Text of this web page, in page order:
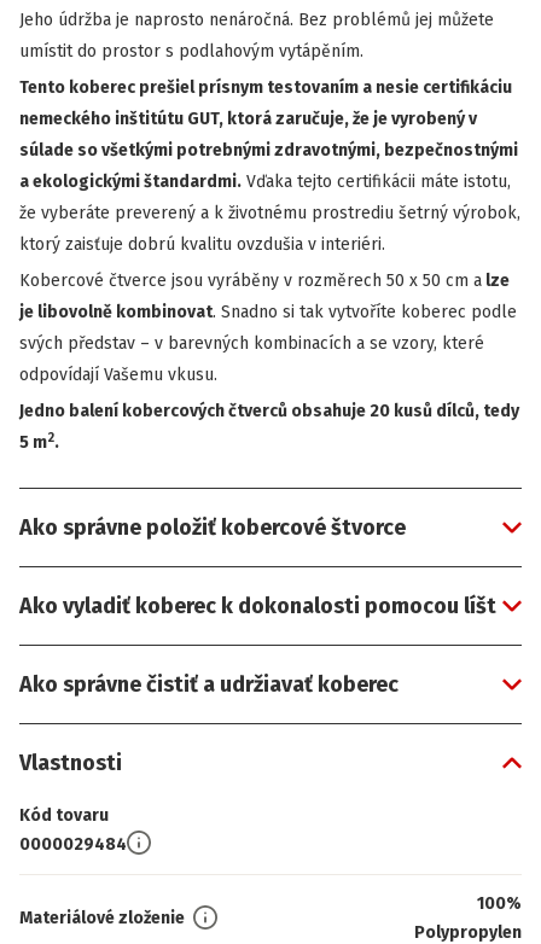
Jeho údržba je naprosto nenáročná. Bez problémů jej můžete
umístit do prostor s podlahovým vytápěním.
Tento koberec prešiel prísnym testovaním a nesie certifikáciu
nemeckého inštitútu GUT, ktorá zaručuje, že je vyrobený v
súlade so všetkými potrebnými zdravotnými, bezpečnostnými
a ekologickými štandardmi. Vďaka tejto certifikácii máte istotu,
že vyberáte preverený a k životnému prostrediu šetrný výrobok,
ktorý zaisťuje dobrú kvalitu ovzdušia v interiéri.
Kobercové čtverce jsou vyráběny v rozměrech 50 x 50 cm a lze
je libovolně kombinovat. Snadno si tak vytvoříte koberec podle
svých představ – v barevných kombinacích a se vzory, které
odpovídají Vašemu vkusu.
Jedno balení kobercových čtverců obsahuje 20 kusů dílců, tedy
5 m2.
Ako správne položiť kobercové štvorce
Ako vyladiť koberec k dokonalosti pomocou líšt
Ako správne čistiť a udržiavať koberec
Vlastnosti
Kód tovaru
0000029484
Materiálové zloženie
100%
Polypropylen